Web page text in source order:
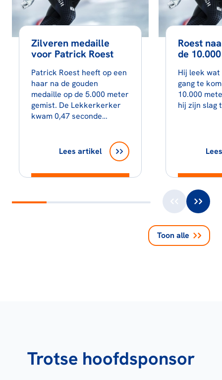
Zilveren medaille
voor Patrick Roest
Patrick Roest heeft op een
haar na de gouden
medaille op de 5.000 meter
gemist. De Lekkerkerker
kwam 0,47 seconde…
Lees artikel
Roest
de
Hij leek
gang te
10.000
hij zijn slag
Toon alle
Trotse hoofdsponsor